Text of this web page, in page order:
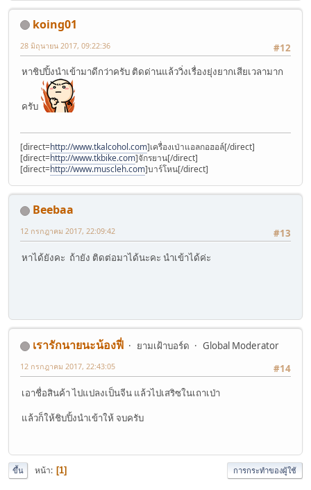
koing01
#12
28 มิถุนายน 2017, 09:22:36
หาชิปปิ้งนำเข้ามาดีกว่าครับ ติดด่านแล้ววิ่งเรื่องยุ่งยากเสียเวลามาก
ครับ
[direct=http://www.tkalcohol.com]เครื่องเป่าแอลกอฮอล์[/direct]
[direct=http://www.tkbike.com]จักรยาน[/direct]
[direct=http://www.muscleh.com]บาร์โหน[/direct]
Beebaa
#13
12 กรกฎาคม 2017, 22:09:42
หาได้ยังคะ ถ้ายัง ติดต่อมาได้นะคะ นำเข้าได้ค่ะ
เรารักนายนะน้องฟี่ ยามเฝ้าบอร์ด
Global Moderator
#14
12 กรกฎาคม 2017, 22:43:05
เอาชื่อสินค้า ไปแปลงเป็นจีน แล้วไปเสริซในเถาเป่า
แล้วก็ให้ชิบปิ้งนำเข้าให้ จบครับ
ขึ้น หน้า 1 การกระทำของผู้ใช้